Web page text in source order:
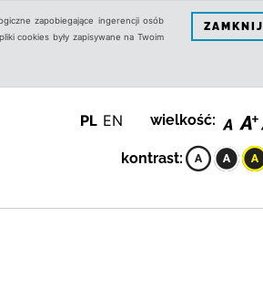
zapobiegające ingerencji osób
cookies były zapisywane na Twoim
ZAMKNIJ
PL EN wielkość:
kontrast: